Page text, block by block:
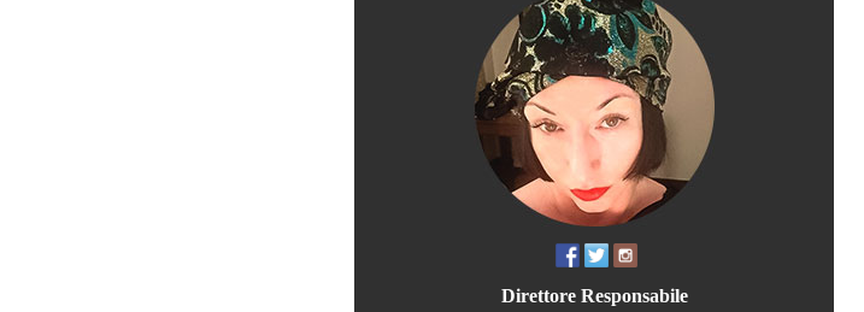
Direttore Responsabile